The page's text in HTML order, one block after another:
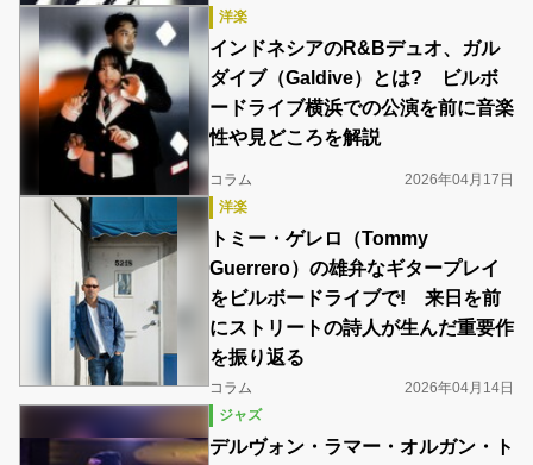
洋楽
インドネシアのR&Bデュオ、ガル
ダイブ（Galdive）とは? ビルボ
ードライブ横浜での公演を前に音楽
性や見どころを解説
コラム
2026年04月17日
洋楽
トミー・ゲレロ（Tommy
Guerrero）の雄弁なギタープレイ
をビルボードライブで! 来日を前
にストリートの詩人が生んだ重要作
を振り返る
コラム
2026年04月14日
ジャズ
デルヴォン・ラマー・オルガン・ト